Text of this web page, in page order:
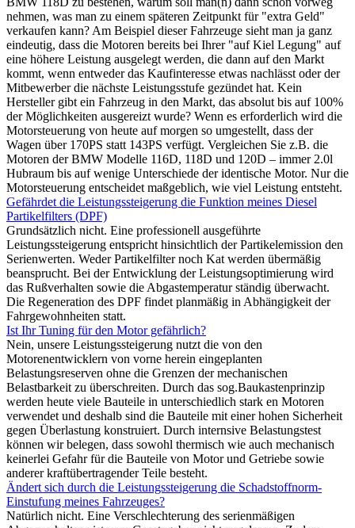
nehmen, was man zu einem späteren Zeitpunkt für "extra Geld"
verkaufen kann? Am Beispiel dieser Fahrzeuge sieht man ja ganz
eindeutig, dass die Motoren bereits bei Ihrer "auf Kiel Legung" auf
eine höhere Leistung ausgelegt werden, die dann auf den Markt
kommt, wenn entweder das Kaufinteresse etwas nachlässt oder der
Mitbewerber die nächste Leistungsstufe gezündet hat. Kein
Hersteller gibt ein Fahrzeug in den Markt, das absolut bis auf 100%
der Möglichkeiten ausgereizt wurde? Wenn es erforderlich wird die
Motorsteuerung von heute auf morgen so umgestellt, dass der
Wagen über 170PS statt 143PS verfügt. Vergleichen Sie z.B. die
Motoren der BMW Modelle 116D, 118D und 120D – immer 2.0l
Hubraum bis auf wenige Unterschiede der identische Motor. Nur die
Motorsteuerung entscheidet maßgeblich, wie viel Leistung entsteht.
Gefährdet die Leistungssteigerung die Funktion meines Diesel
Partikelfilters (DPF)
Grundsätzlich nicht. Eine professionell ausgeführte
Leistungssteigerung entspricht hinsichtlich der Partikelemission den
Serienwerten. Weder Partikelfilter noch Kat werden übermäßig
beansprucht. Bei der Entwicklung der Leistungsoptimierung wird
das Rußverhalten sowie die Abgastemperatur ständig überwacht.
Die Regeneration des DPF findet planmäßig in Abhängigkeit der
Fahrgewohnheiten statt.
Ist Ihr Tuning für den Motor gefährlich?
Nein, unsere Leistungssteigerung nutzt die von den
Motorenentwicklern von vorne herein eingeplanten
Belastungsreserven ohne die Grenzen der mechanischen
Belastbarkeit zu überschreiten. Durch das sog.Baukastenprinzip
werden heute viele Bauteile in unterschiedlich stark en Motoren
verwendet und deshalb sind die Bauteile mit einer hohen Sicherheit
gegen Überlastung konstruiert. Durch internsive Belastungstest
können wir belegen, dass sowohl thermisch wie auch mechanisch
keinerlei Gefahr für die Bauteile von Motor und Getriebe sowie
anderer kraftübertragender Teile besteht.
Ändert sich durch die Leistungssteigerung die Schadstoffnorm-
Einstufung meines Fahrzeuges?
Natürlich nicht. Eine Verschlechterung des serienmäßigen